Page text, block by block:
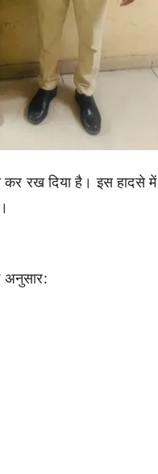
कर रख दिया है। इस हादसे में
अनुसार: